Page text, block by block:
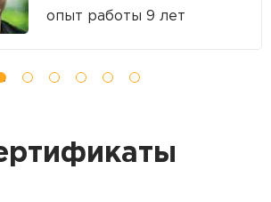
опыт работы 9 лет